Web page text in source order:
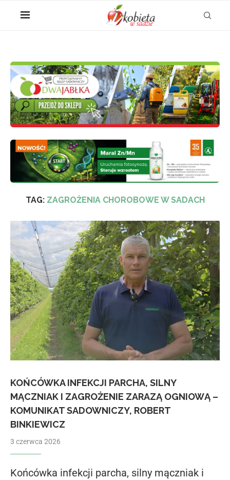
TAG: ZAGROŻENIA CHOROBOWE W SADACH
KOŃCÓWKA INFEKCJI PARCHA, SILNY
MĄCZNIAK I ZAGROŻENIE ZARAZĄ OGNIOWĄ –
KOMUNIKAT SADOWNICZY, ROBERT
BINKIEWICZ
3 czerwca 2026
Końcówka infekcji parcha, silny mączniak i